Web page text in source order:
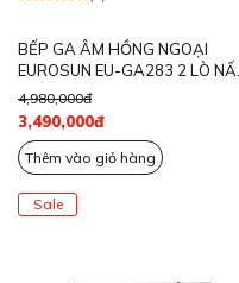
BẾP GA ÂM HỒNG NGOẠI
EUROSUN EU-GA283 2 LÒ NẤU
TIẾT KIỆM GAS
4,980,000đ
3,490,000đ
Thêm vào giỏ hàng
Sale